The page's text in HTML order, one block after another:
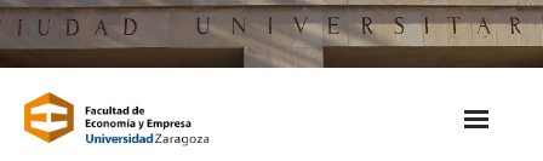
Saltar
al